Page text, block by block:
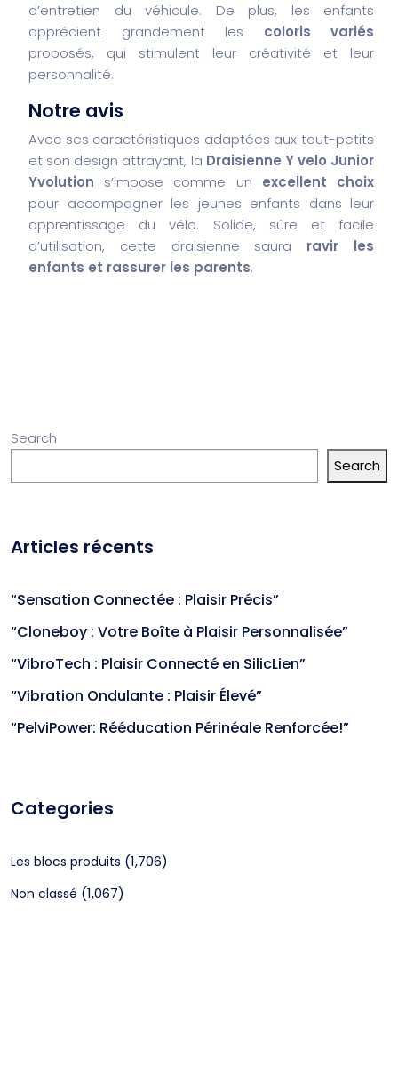
d’entretien du véhicule. De plus, les enfants
apprécient grandement les coloris variés
proposés, qui stimulent leur créativité et leur
personnalité.
Notre avis
Avec ses caractéristiques adaptées aux tout-petits
et son design attrayant, la Draisienne Y velo Junior
Yvolution s’impose comme un excellent choix
pour accompagner les jeunes enfants dans leur
apprentissage du vélo. Solide, sûre et facile
d’utilisation, cette draisienne saura ravir les
enfants et rassurer les parents.
Search
Search
Articles récents
“Sensation Connectée : Plaisir Précis”
“Cloneboy : Votre Boîte à Plaisir Personnalisée”
“VibroTech : Plaisir Connecté en SilicLien”
“Vibration Ondulante : Plaisir Élevé”
“PelviPower: Rééducation Périnéale Renforcée!”
Categories
Les blocs produits (1,706)
Non classé (1,067)